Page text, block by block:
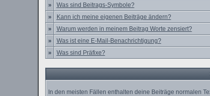
»
Was sind Beitrags-Symbole?
»
Kann ich meine eigenen Beiträge ändern?
»
Warum werden in meinem Beitrag Worte zensiert?
»
Was ist eine E-Mail-Benachrichtigung?
»
Was sind Präfixe?
In den meisten Fällen enthalten deine Beiträge normalen